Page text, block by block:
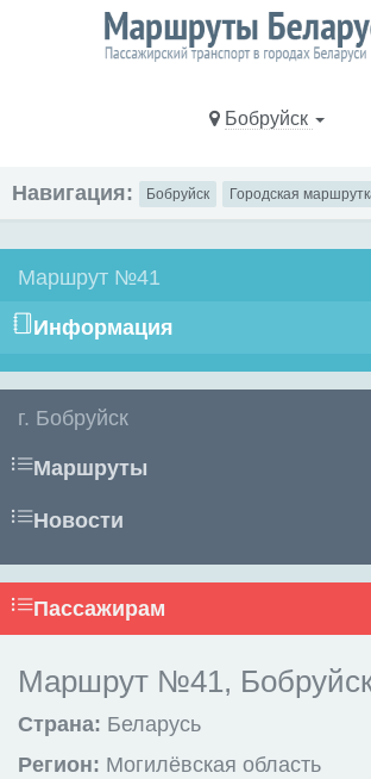
Бобруйск
Навигация: Бобруйск Городская
Маршрут №41
Информация
г. Бобруйск
Маршруты
Новости
Пассажирам
Маршрут №41,
Страна: Беларусь
Регион: Могилёвская область